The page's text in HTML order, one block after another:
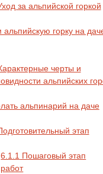
за альпийской горкой
горку на
черты и
альпийских
альпинарий на даче
этап
6.1.1 Пошаговый этап
работ